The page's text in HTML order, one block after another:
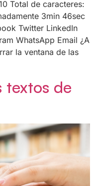
Total de caracteres:
3min 46sec
Twitter LinkedIn
WhatsApp Email ¿A
la ventana de las
textos de